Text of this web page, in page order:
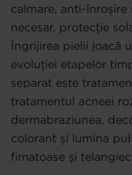
calmare, anti-înroșire
necesar, protecție
Îngrijirea pielii joacă
evoluției etapelor
separat este
tratamentul acneei
dermabraziunea,
colorant și lumina
fimatoase și